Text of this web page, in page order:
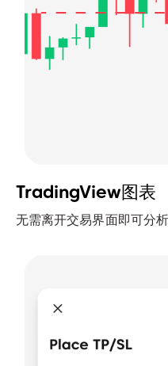
TradingView图表
无需离开交易界面即可分